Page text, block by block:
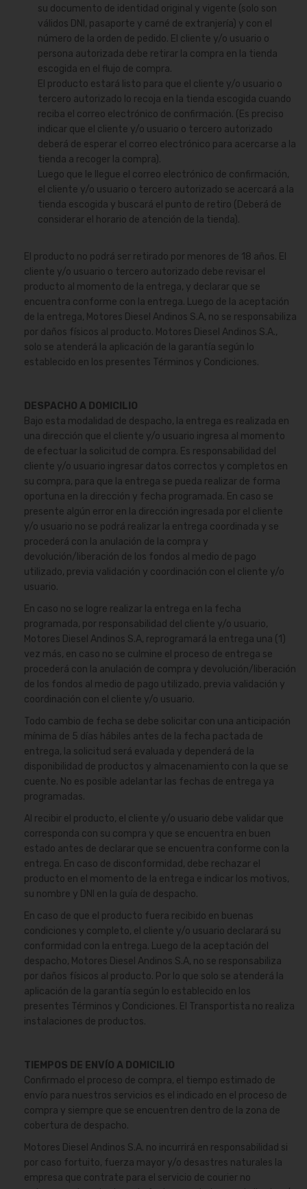
su documento de identidad original y vigente (solo son
válidos DNI, pasaporte y carné de extranjería) y con el
número de la orden de pedido. El cliente y/o usuario o
persona autorizada debe retirar la compra en la tienda
escogida en el flujo de compra.
El producto estará listo para que el cliente y/o usuario o
tercero autorizado lo recoja en la tienda escogida cuando
reciba el correo electrónico de confirmación. (Es preciso
indicar que el cliente y/o usuario o tercero autorizado
deberá de esperar el correo electrónico para acercarse a la
tienda a recoger la compra).
Luego que le llegue el correo electrónico de confirmación,
el cliente y/o usuario o tercero autorizado se acercará a la
tienda escogida y buscará el punto de retiro (Deberá de
considerar el horario de atención de la tienda).
El producto no podrá ser retirado por menores de 18 años. El
cliente y/o usuario o tercero autorizado debe revisar el
producto al momento de la entrega, y declarar que se
encuentra conforme con la entrega. Luego de la aceptación
de la entrega, Motores Diesel Andinos S.A, no se responsabiliza
por daños físicos al producto. Motores Diesel Andinos S.A.,
solo se atenderá la aplicación de la garantía según lo
establecido en los presentes Términos y Condiciones.
DESPACHO A DOMICILIO
Bajo esta modalidad de despacho, la entrega es realizada en
una dirección que el cliente y/o usuario ingresa al momento
de efectuar la solicitud de compra. Es responsabilidad del
cliente y/o usuario ingresar datos correctos y completos en
su compra, para que la entrega se pueda realizar de forma
oportuna en la dirección y fecha programada. En caso se
presente algún error en la dirección ingresada por el cliente
y/o usuario no se podrá realizar la entrega coordinada y se
procederá con la anulación de la compra y
devolución/liberación de los fondos al medio de pago
utilizado, previa validación y coordinación con el cliente y/o
usuario.
En caso no se logre realizar la entrega en la fecha
programada, por responsabilidad del cliente y/o usuario,
Motores Diesel Andinos S.A, reprogramará la entrega una (1)
vez más, en caso no se culmine el proceso de entrega se
procederá con la anulación de compra y devolución/liberación
de los fondos al medio de pago utilizado, previa validación y
coordinación con el cliente y/o usuario.
Todo cambio de fecha se debe solicitar con una anticipación
mínima de 5 días hábiles antes de la fecha pactada de
entrega, la solicitud será evaluada y dependerá de la
disponibilidad de productos y almacenamiento con la que se
cuente. No es posible adelantar las fechas de entrega ya
programadas.
Al recibir el producto, el cliente y/o usuario debe validar que
corresponda con su compra y que se encuentra en buen
estado antes de declarar que se encuentra conforme con la
entrega. En caso de disconformidad, debe rechazar el
producto en el momento de la entrega e indicar los motivos,
su nombre y DNI en la guía de despacho.
En caso de que el producto fuera recibido en buenas
condiciones y completo, el cliente y/o usuario declarará su
conformidad con la entrega. Luego de la aceptación del
despacho, Motores Diesel Andinos S.A, no se responsabiliza
por daños físicos al producto. Por lo que solo se atenderá la
aplicación de la garantía según lo establecido en los
presentes Términos y Condiciones. El Transportista no realiza
instalaciones de productos.
TIEMPOS DE ENVÍO A DOMICILIO
Confirmado el proceso de compra, el tiempo estimado de
envío para nuestros servicios es el indicado en el proceso de
compra y siempre que se encuentren dentro de la zona de
cobertura de despacho.
Motores Diesel Andinos S.A. no incurrirá en responsabilidad si
por caso fortuito, fuerza mayor y/o desastres naturales la
empresa que contrate para el servicio de courier no